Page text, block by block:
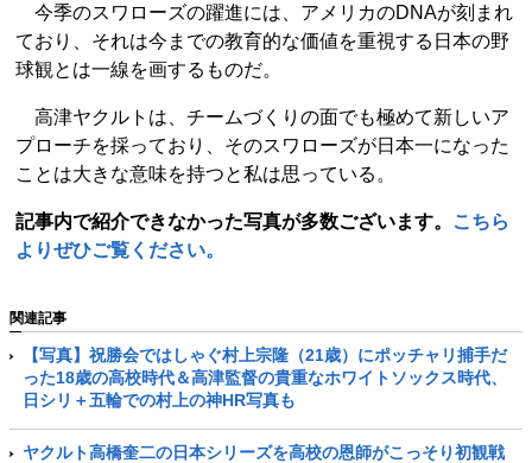
今季のスワローズの躍進には、アメリカのDNAが刻まれ
ており、それは今までの教育的な価値を重視する日本の野
球観とは一線を画するものだ。
高津ヤクルトは、チームづくりの面でも極めて新しいア
プローチを採っており、そのスワローズが日本一になった
ことは大きな意味を持つと私は思っている。
記事内で紹介できなかった写真が多数ございます。
こちら
よりぜひご覧ください。
関連記事
【写真】祝勝会ではしゃぐ村上宗隆（21歳）にポッチャリ捕手だ
った18歳の高校時代＆高津監督の貴重なホワイトソックス時代、
日シリ＋五輪での村上の神HR写真も
ヤクルト高橋奎二の日本シリーズを高校の恩師がこっそり初観戦